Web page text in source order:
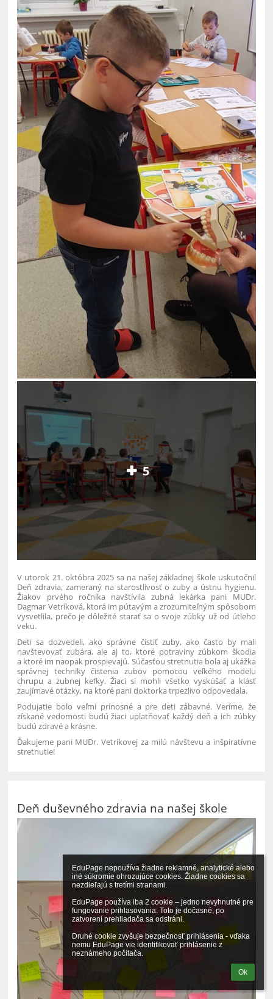
EduPage nepoužíva žiadne reklamné, analytické alebo
iné súkromie ohrozujúce cookies. Žiadne cookies sa
nezdieľajú s tretími stranami.
EduPage používa iba 2 cookie – jedno nevyhnutné pre
fungovanie prihlasovania. Toto je dočasné, po
zatvorení prehliadača sa odstráni.
Druhé cookie zvyšuje bezpečnosť prihlásenia - vďaka
nemu EduPage vie identifikovať prihlásenie z
neznámeho počítača.
Ok
5
V utorok 21. októbra 2025 sa na našej základnej škole uskutočnil
Deň zdravia, zameraný na starostlivosť o zuby a ústnu hygienu.
Žiakov prvého ročníka navštívila zubná lekárka pani MUDr.
Dagmar Vetríková, ktorá im pútavým a zrozumiteľným spôsobom
vysvetlila, prečo je dôležité starať sa o svoje zúbky už od útleho
veku.
Deti sa dozvedeli, ako správne čistiť zuby, ako často by mali
navštevovať zubára, ale aj to, ktoré potraviny zúbkom škodia
a ktoré im naopak prospievajú. Súčasťou stretnutia bola aj ukážka
správnej techniky čistenia zubov pomocou veľkého modelu
chrupu a zubnej kefky. Žiaci si mohli všetko vyskúšať a klásť
zaujímavé otázky, na ktoré pani doktorka trpezlivo odpovedala.
Podujatie bolo veľmi prínosné a pre deti zábavné. Veríme, že
získané vedomosti budú žiaci uplatňovať každý deň a ich zúbky
budú zdravé a krásne.
Ďakujeme pani MUDr. Vetríkovej za milú návštevu a inšpiratívne
stretnutie!
Deň duševného zdravia na našej škole